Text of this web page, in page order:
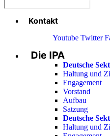
Menü Kontakt
Youtube Twitter
Die IPA
Deutsche
Haltung und
Engagement
Vorstand
Aufbau
Satzung
Deutsche
Haltung und